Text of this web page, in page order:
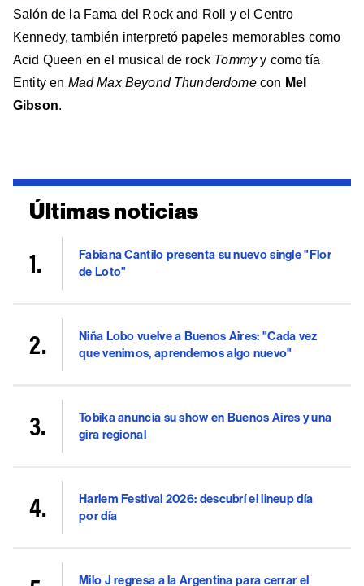
Salón de la Fama del Rock and Roll y el Centro
Kennedy, también interpretó papeles memorables como
Acid Queen en el musical de rock Tommyy como tía
Entity en Mad Max Beyond Thunderdomecon Mel
Gibson.
Últimas noticias
Fabiana Cantilo presenta su nuevo single "Flor
de Loto"
Niña Lobo vuelve a Buenos Aires: "Cada vez
que venimos, aprendemos algo nuevo"
Tobika anuncia su show en Buenos Aires y una
gira regional
Harlem Festival 2026: descubrí el lineup día
por día
Milo J regresa a la Argentina para cerrar el